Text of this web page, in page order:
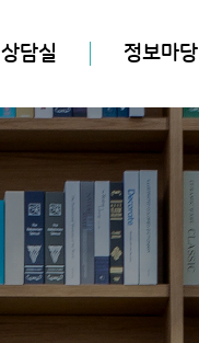
상담실 정보마당